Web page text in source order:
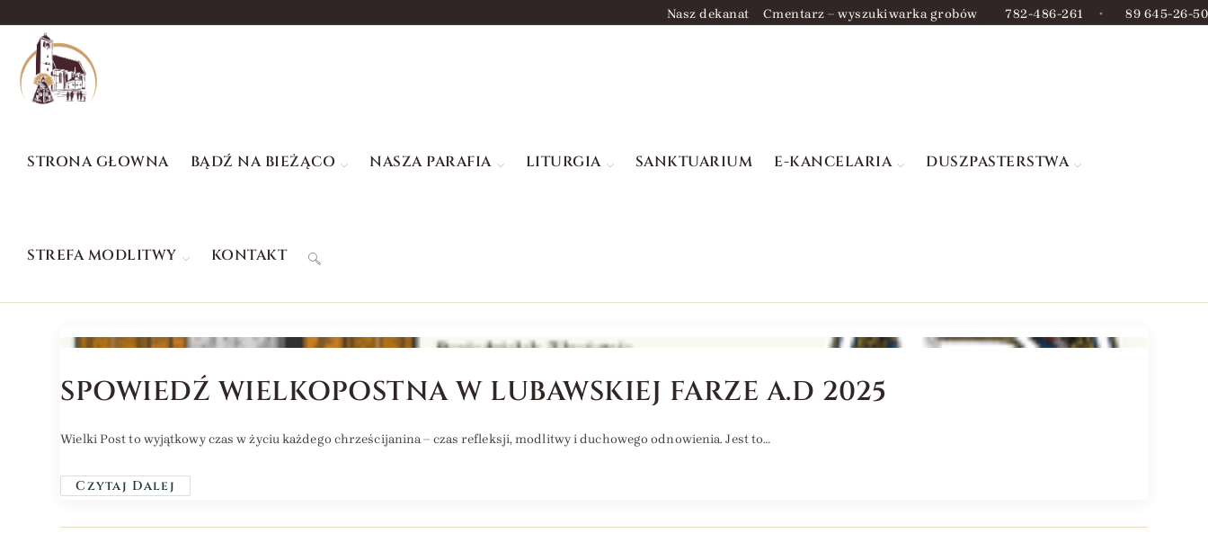
Nasz dekanat Cmentarz – wyszukiwarka grobów 782-486-261 • 89 645-26-50
STRONA GŁOWNA BĄDŹ NA BIEŻĄCO NASZA PARAFIA LITURGIA SANKTUARIUM E-KANCELARIA DUSZPASTERSTWA
STREFA MODLITWY KONTAKT
SPOWIEDŹ WIELKOPOSTNA W LUBAWSKIEJ FARZE A.D 2025
Wielki Post to wyjątkowy czas w życiu każdego chrześcijanina – czas refleksji, modlitwy i duchowego odnowienia. Jest to…
Czytaj Dalej